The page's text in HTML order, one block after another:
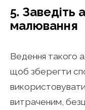
5. Заведіть
малювання
Ведення такого
щоб зберегти
витраченим,